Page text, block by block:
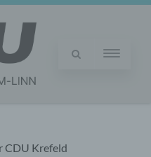
CDU Krefeld